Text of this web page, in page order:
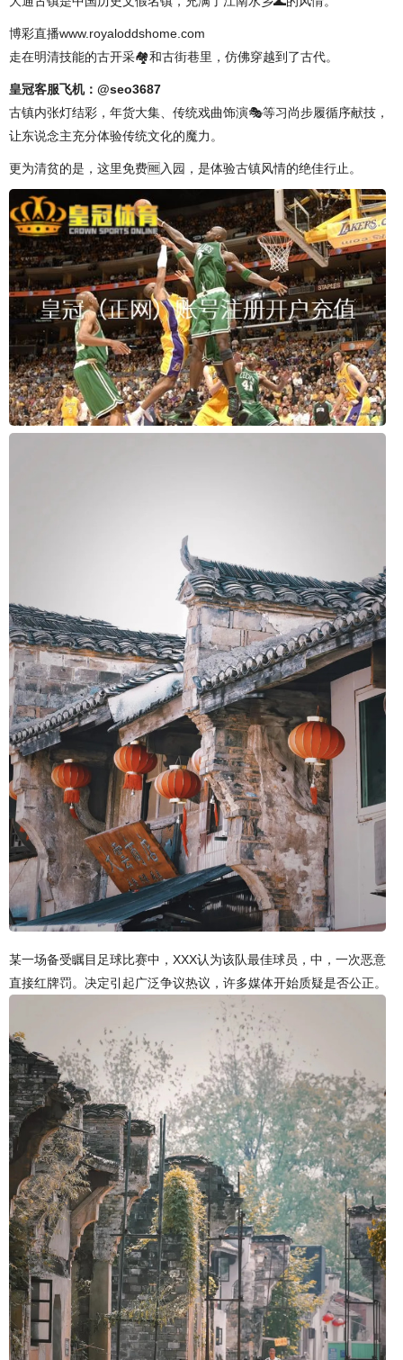
博彩直播www.royaloddshome.com
走在明清技能的古开采🏘️和古街巷里，仿佛穿越到了古代。
皇冠客服飞机：@seo3687
古镇内张灯结彩，年货大集、传统戏曲饰演🎭等习尚步履循序献技，
让东说念主充分体验传统文化的魔力。
更为清贫的是，这里免费🆓入园，是体验古镇风情的绝佳行止。
某一场备受瞩目足球比赛中，XXX认为该队最佳球员，中，一次恶意
直接红牌罚。决定引起广泛争议热议，许多媒体开始质疑是否公正。